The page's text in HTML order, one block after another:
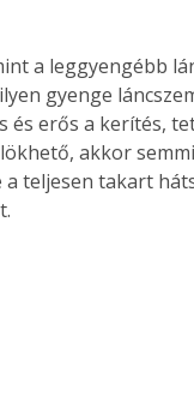
a leggyengébb
gyenge
erős a kerítés,
akkor
a teljesen takart